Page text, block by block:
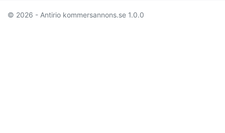
© 2026 - Antirio kommersannons.se 1.0.0